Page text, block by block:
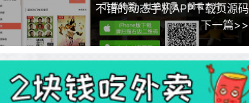
不错的动态手机APP下载页源码
下一篇>>